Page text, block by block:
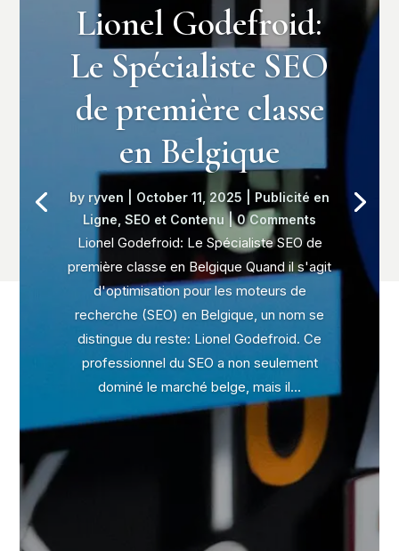
Lionel Godefroid:
Le Spécialiste SEO
de première classe
en Belgique
by ryven October 11, 2025
Publicité en
Ligne SEO et Contenu | 0 Comments
Lionel Godefroid: Le Spécialiste SEO de
première classe en Belgique Quand il s'agit
d'optimisation pour les moteurs de
recherche (SEO) en Belgique, un nom se
distingue du reste: Lionel Godefroid. Ce
professionnel du SEO a non seulement
dominé le marché belge, mais il...